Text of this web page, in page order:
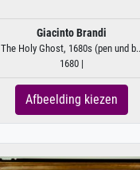
Giacinto Brandi
The Holy Ghost, 1680s (pen und
1680 |
Afbeelding kiezen